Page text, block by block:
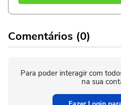
Comentários (0)
Para poder interagir com
na sua